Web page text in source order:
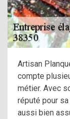
Artisan
compte
métier. Avec
réputé pour
aussi bien